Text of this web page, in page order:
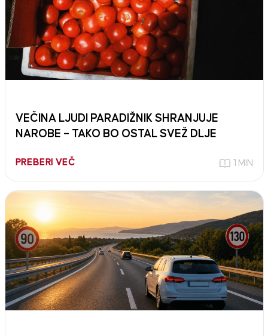
VEČINA LJUDI PARADIŽNIK SHRANJUJE
NAROBE – TAKO BO OSTAL SVEŽ DLJE
PREBERI VEČ 1 MIN